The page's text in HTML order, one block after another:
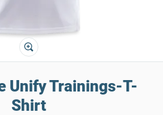
Unify Trainings-T-
Shirt